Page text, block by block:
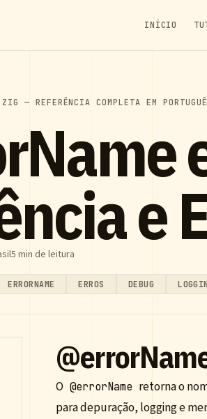
INÍCIO
— REFERÊNCIA COMPLETA EM
e
5 min de leitura
ERRORNAME ERROS DEBUG
O @errorName retorna o
para depuração, logging e